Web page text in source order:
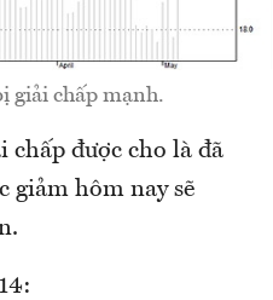
giải chấp mạnh.
chấp được cho là đã
giảm hôm nay sẽ